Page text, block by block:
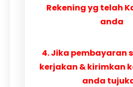
Rekening yg telah
anda
4. Jika pembayaran
kerjakan & kirimkan
anda